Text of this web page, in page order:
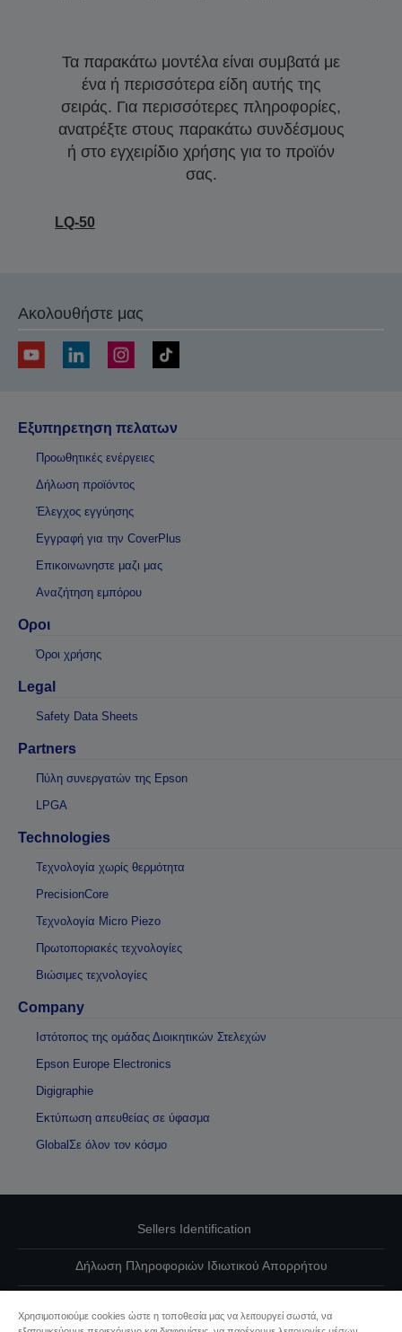
Τα παρακάτω μοντέλα είναι συμβατά με
ένα ή περισσότερα είδη αυτής της
σειράς. Για περισσότερες πληροφορίες,
ανατρέξτε στους παρακάτω συνδέσμους
ή στο εγχειρίδιο χρήσης για το προϊόν
σας.
LQ-50
Ακολουθήστε μας
Εξυπηρετηση πελατων
Προωθητικές ενέργειες
Δήλωση προϊόντος
Έλεγχος εγγύησης
Εγγραφή για την CoverPlus
Επικοινωνηστε μαζι μας
Αναζήτηση εμπόρου
Οροι
Όροι χρήσης
Legal
Safety Data Sheets
Partners
Πύλη συνεργατών της Epson
LPGA
Technologies
Τεχνολογία χωρίς θερμότητα
PrecisionCore
Τεχνολογία Micro Piezo
Πρωτοποριακές τεχνολογίες
Βιώσιμες τεχνολογίες
Company
Ιστότοπος της ομάδας Διοικητικών Στελεχών
Epson Europe Electronics
Digigraphie
Εκτύπωση απευθείας σε ύφασμα
GlobalΣε όλον τον κόσμο
Sellers Identification
Δήλωση Πληροφοριών Ιδιωτικού Απορρήτου
Χρησιμοποιούμε cookies ώστε η τοποθεσία μας να λειτουργεί σωστά, να